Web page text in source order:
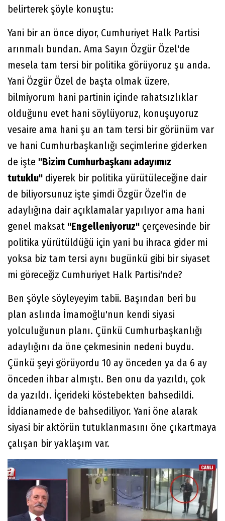
belirterek şöyle konuştu:
Yani bir an önce diyor, Cumhuriyet Halk Partisi
arınmalı bundan. Ama Sayın Özgür Özel'de
mesela tam tersi bir politika görüyoruz şu anda.
Yani Özgür Özel de başta olmak üzere,
bilmiyorum hani partinin içinde rahatsızlıklar
olduğunu evet hani söylüyoruz, konuşuyoruz
vesaire ama hani şu an tam tersi bir görünüm var
ve hani Cumhurbaşkanlığı seçimlerine giderken
de işte "Bizim Cumhurbaşkanı adayımız
tutuklu" diyerek bir politika yürütüleceğine dair
de biliyorsunuz işte şimdi Özgür Özel'in de
adaylığına dair açıklamalar yapılıyor ama hani
genel maksat "Engelleniyoruz" çerçevesinde bir
politika yürütüldüğü için yani bu ihraca gider mi
yoksa biz tam tersi aynı bugünkü gibi bir siyaset
mi göreceğiz Cumhuriyet Halk Partisi'nde?
Ben şöyle söyleyeyim tabii. Başından beri bu
plan aslında İmamoğlu'nun kendi siyasi
yolculuğunun planı. Çünkü Cumhurbaşkanlığı
adaylığını da öne çekmesinin nedeni buydu.
Çünkü şeyi görüyordu 10 ay önceden ya da 6 ay
önceden ihbar almıştı. Ben onu da yazıldı, çok
da yazıldı. İçerideki köstebekten bahsedildi.
İddianamede de bahsediliyor. Yani öne alarak
siyasi bir aktörün tutuklanmasını öne çıkartmaya
çalışan bir yaklaşım var.